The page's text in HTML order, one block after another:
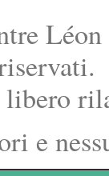
Léon
libero
e